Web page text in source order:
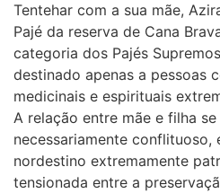
Tentehar com a sua mãe,
Pajé da reserva de Cana
categoria dos Pajés
destinado apenas a pessoas
medicinais e espirituais
A relação entre mãe e filha
necessariamente conflituoso,
nordestino extremamente
tensionada entre a